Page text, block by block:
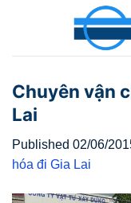
Chuyên vận
Lai
Published 02/06/
hóa đi Gia Lai